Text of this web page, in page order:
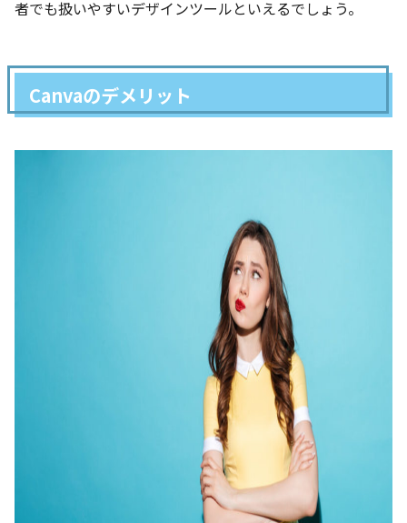
者でも扱いやすいデザインツールといえるでしょう。
Canvaのデメリット